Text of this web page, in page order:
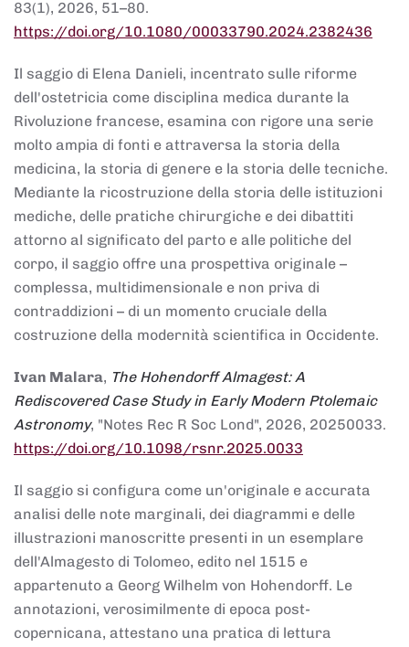
83(1), 2026, 51–80.
https://doi.org/10.1080/00033790.2024.2382436
Il saggio di Elena Danieli, incentrato sulle riforme
dell'ostetricia come disciplina medica durante la
Rivoluzione francese, esamina con rigore una serie
molto ampia di fonti e attraversa la storia della
medicina, la storia di genere e la storia delle tecniche.
Mediante la ricostruzione della storia delle istituzioni
mediche, delle pratiche chirurgiche e dei dibattiti
attorno al significato del parto e alle politiche del
corpo, il saggio offre una prospettiva originale –
complessa, multidimensionale e non priva di
contraddizioni – di un momento cruciale della
costruzione della modernità scientifica in Occidente.
Ivan Malara, The Hohendorff Almagest: A
Rediscovered Case Study in Early Modern Ptolemaic
Astronomy, "Notes Rec R Soc Lond", 2026, 20250033.
https://doi.org/10.1098/rsnr.2025.0033
Il saggio si configura come un'originale e accurata
analisi delle note marginali, dei diagrammi e delle
illustrazioni manoscritte presenti in un esemplare
dell'Almagesto di Tolomeo, edito nel 1515 e
appartenuto a Georg Wilhelm von Hohendorff. Le
annotazioni, verosimilmente di epoca post-
copernicana, attestano una pratica di lettura